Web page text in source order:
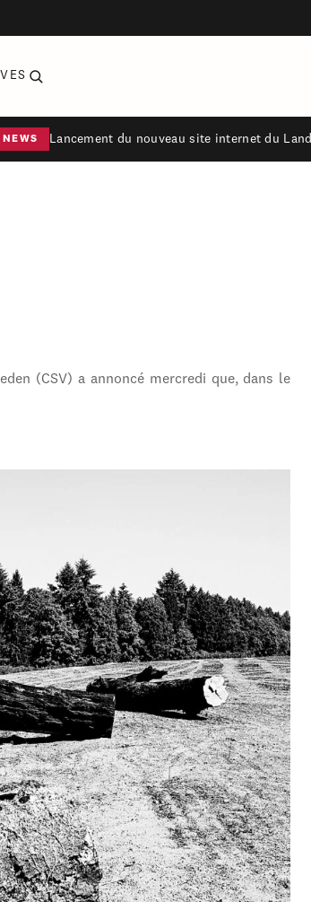
Lancement du nouveau site internet du Land
(CSV) a annoncé mercredi que, dans le